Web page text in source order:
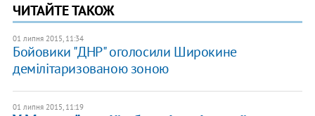
ЧИТАЙТЕ ТАКОЖ
01 липня 2015, 11:34
Бойовики "ДНР" оголосили Широкине
демілітаризованою зоною
01 липня 2015, 11:19